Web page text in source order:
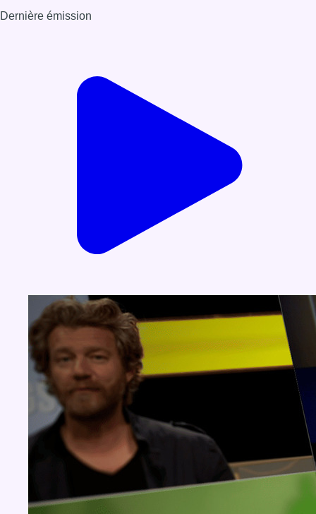
Dernière émission